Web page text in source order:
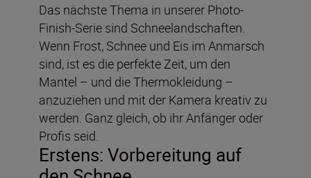
Das nächste Thema in unserer Photo-
Finish-Serie sind Schneelandschaften.
Wenn Frost, Schnee und Eis im Anmarsch
sind, ist es die perfekte Zeit, um den
Mantel – und die Thermokleidung –
anzuziehen und mit der Kamera kreativ zu
werden. Ganz gleich, ob ihr Anfänger oder
Profis seid.
Erstens: Vorbereitung auf